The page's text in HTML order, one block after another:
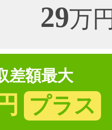
29万円
差額最大
プラス